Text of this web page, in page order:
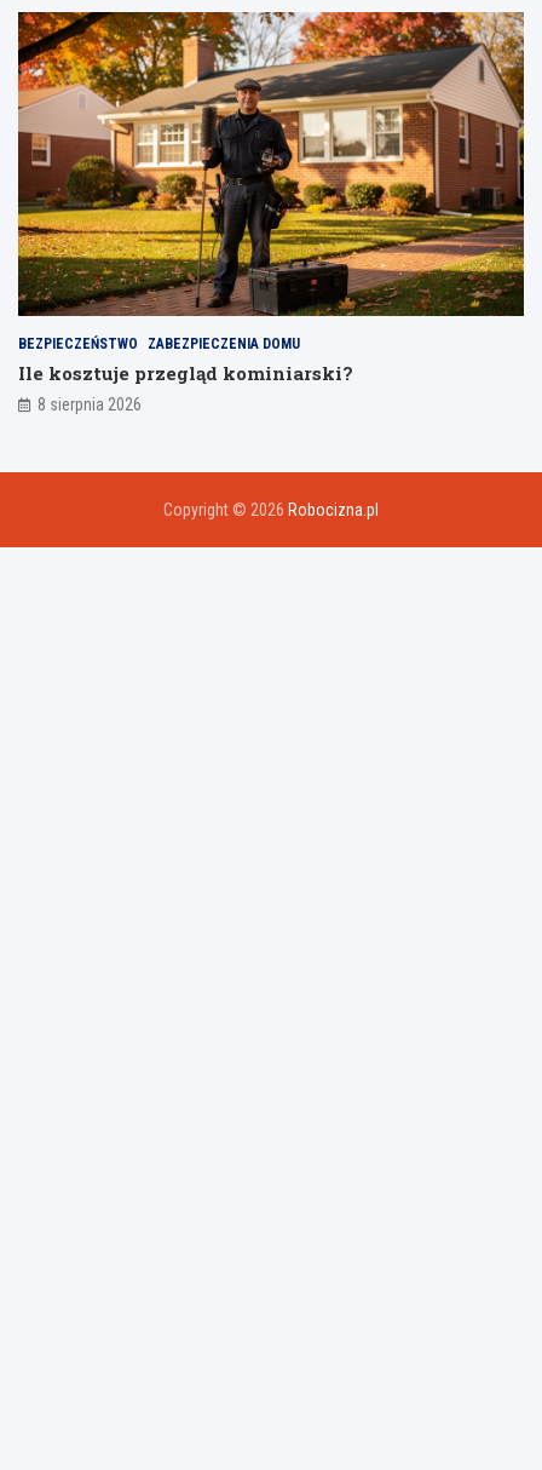
BEZPIECZEŃSTWO ZABEZPIECZENIA DOMU
Ile kosztuje przegląd kominiarski?
8 sierpnia 2026
Copyright © 2026 Robocizna.pl